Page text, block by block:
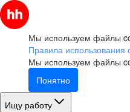
Мы используем файлы
Правила
Мы используем файлы
Понятно
Ищу работу